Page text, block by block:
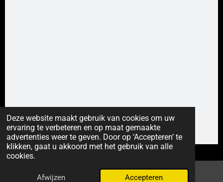
Deze website maakt gebruik van cookies om uw
ervaring te verbeteren en op maat gemaakte
advertenties weer te geven. Door op ‘Accepteren’ te
klikken, gaat u akkoord met het gebruik van alle
cookies.
Afwijzen Accepteren
© 2022 - 2025 Vertier Media